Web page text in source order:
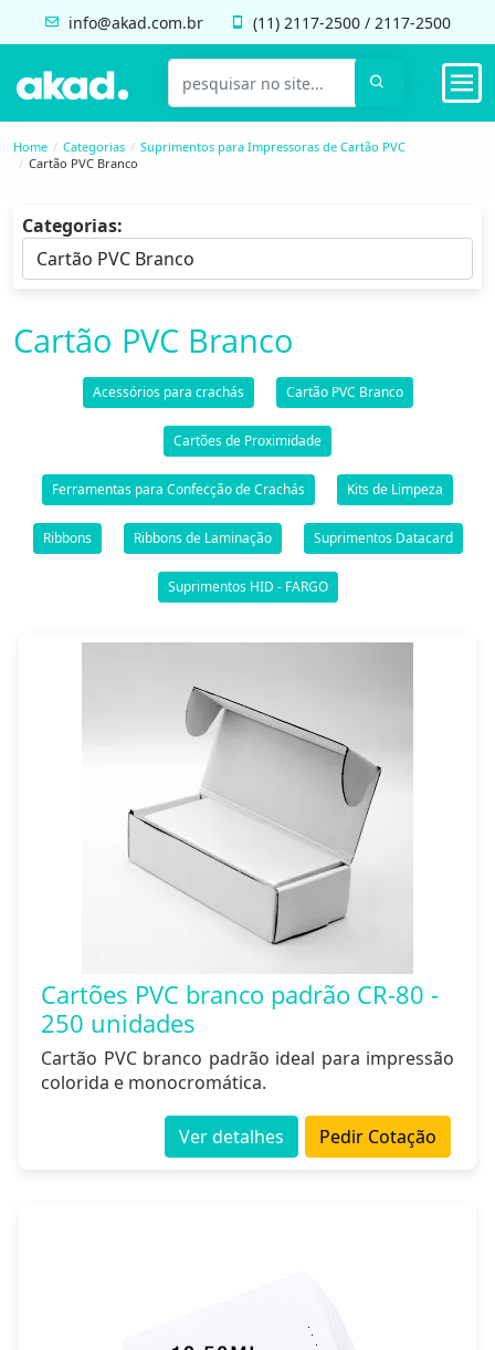
info@akad.com.br (11) 2117-2500 / 2117-2500
Home Categorias
Suprimentos para Impressoras de Cartão PVC
Cartão PVC Branco
Categorias:
Cartão PVC Branco
Acessórios para crachás Cartão PVC Branco
Cartões de Proximidade
Ferramentas para Confecção de Crachás Kits de Limpeza
Ribbons Ribbons de Laminação Suprimentos Datacard
Suprimentos HID - FARGO
Cartões PVC branco padrão CR-80 -
250 unidades
Cartão PVC branco padrão ideal para impressão
colorida e monocromática.
Pedir Cotação
Ver detalhes